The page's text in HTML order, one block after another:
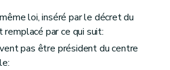
loi, inséré par le décret du
par ce qui suit:
pas être président du centre